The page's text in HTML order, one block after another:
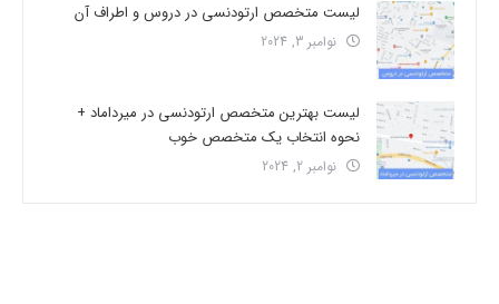
لیست متخصص ارتودنسی در دروس و اطراف آن
نوامبر 3, 2024
لیست بهترین متخصص ارتودنسی در میرداماد +
نحوه انتخاب یک متخصص خوب
نوامبر 2, 2024